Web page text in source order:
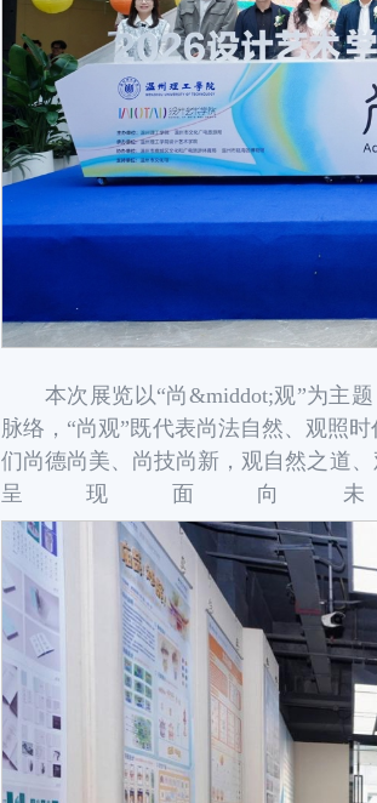
本次展览以“尚&middot;观”为主
脉络，“尚观”既代表尚法自然、观照
们尚德尚美、尚技尚新，观自然之道
呈现面向